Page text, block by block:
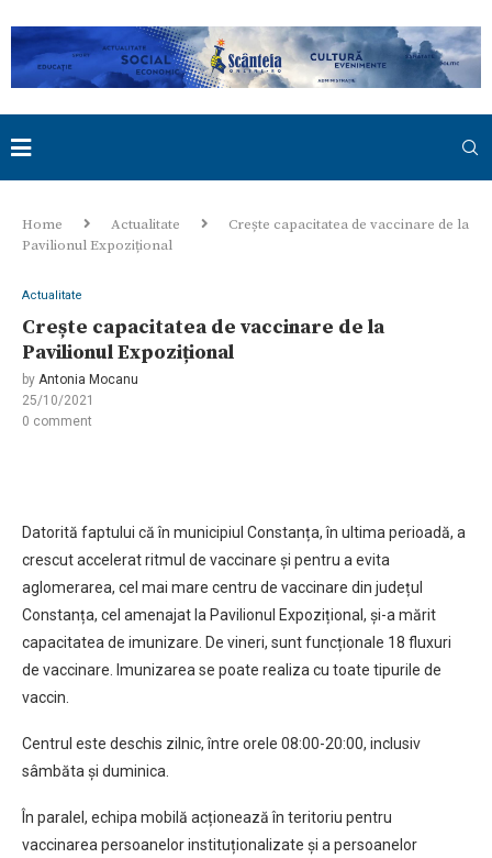
Home Actualitate
Crește capacitatea de vaccinare de la
Pavilionul Expozițional
Actualitate
Crește capacitatea de vaccinare de la
Pavilionul Expozițional
by Antonia Mocanu
25/10/2021
0 comment
Datorită faptului că în municipiul Constanța, în ultima perioadă, a
crescut accelerat ritmul de vaccinare și pentru a evita
aglomerarea, cel mai mare centru de vaccinare din județul
Constanța, cel amenajat la Pavilionul Expozițional, și-a mărit
capacitatea de imunizare. De vineri, sunt funcționale 18 fluxuri
de vaccinare. Imunizarea se poate realiza cu toate tipurile de
vaccin.
Centrul este deschis zilnic, între orele 08:00-20:00, inclusiv
sâmbăta și duminica.
În paralel, echipa mobilă acționează în teritoriu pentru
vaccinarea persoanelor instituționalizate și a persoanelor